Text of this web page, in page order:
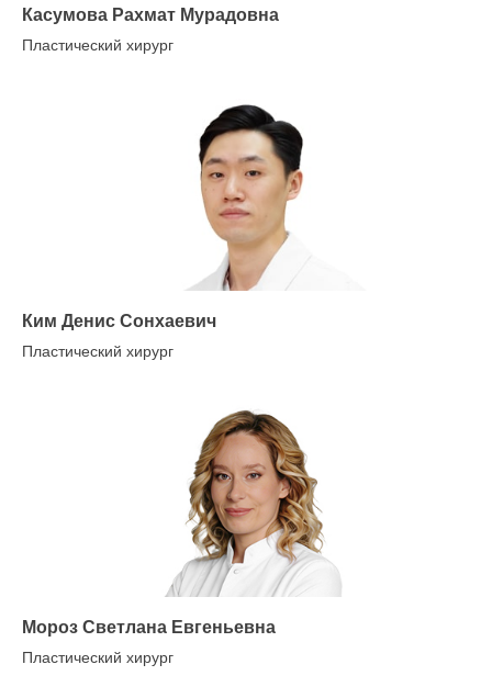
Касумова Рахмат Мурадовна
Пластический хирург
Ким Денис Сонхаевич
Пластический хирург
Мороз Светлана Евгеньевна
Пластический хирург